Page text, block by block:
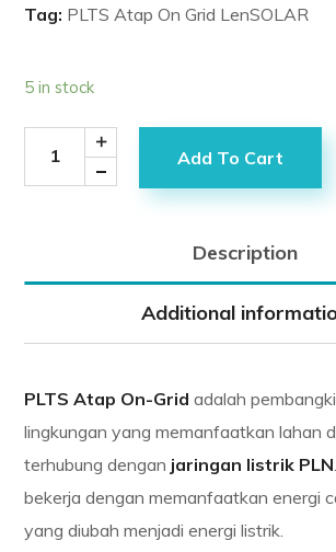
Tag: PLTS Atap On Grid LenSOLAR
5 in stock
Add To Cart
Description
Additional
PLTS Atap On-Grid adalah
lingkungan yang memanfaatkan lahan
terhubung dengan jaringan listrik PLN
bekerja dengan memanfaatkan energi
yang diubah menjadi energi listrik.